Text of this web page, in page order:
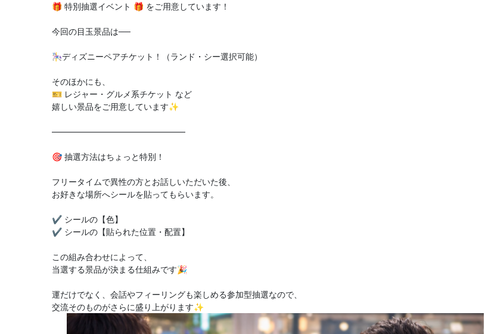
🎁 特別抽選イベント 🎁 をご用意しています！
今回の目玉景品は──
🎠ディズニーペアチケット！（ランド・シー選択可能）
そのほかにも、
🎫 レジャー・グルメ系チケット など
嬉しい景品をご用意しています✨
――――――――――――――――
🎯 抽選方法はちょっと特別！
フリータイムで異性の方とお話しいただいた後、
お好きな場所へシールを貼ってもらいます。
✔ シールの【色】
✔ シールの【貼られた位置・配置】
この組み合わせによって、
当選する景品が決まる仕組みです🎉
運だけでなく、会話やフィーリングも楽しめる参加型抽選なので、
交流そのものがさらに盛り上がります✨